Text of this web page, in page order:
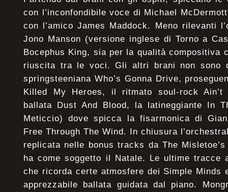
con l’inconfondibile voce di Michael
con l’amico James Maddock. Meno rilevanti
Jono Manson (versione inglese di Torno a
Bocephus King, sia per la qualità compositiva
riuscita tra le voci. Gli altri brani non sono
springsteeniana Who’s Gonna Drive,
Killed My Heroes, il ritmato soul-rock Ain’t
ballata Dust And Blood, la latineggiante In
Meticcio) dove spicca la fisarmonica di
Free Through The Wind. In chiusura
replicata nelle bonus tracks da The
ha come soggetto il Natale. Le ultime tracce
che ricorda certe atmosfere dei Simple Minds
apprezzabile ballata guidata dal piano.